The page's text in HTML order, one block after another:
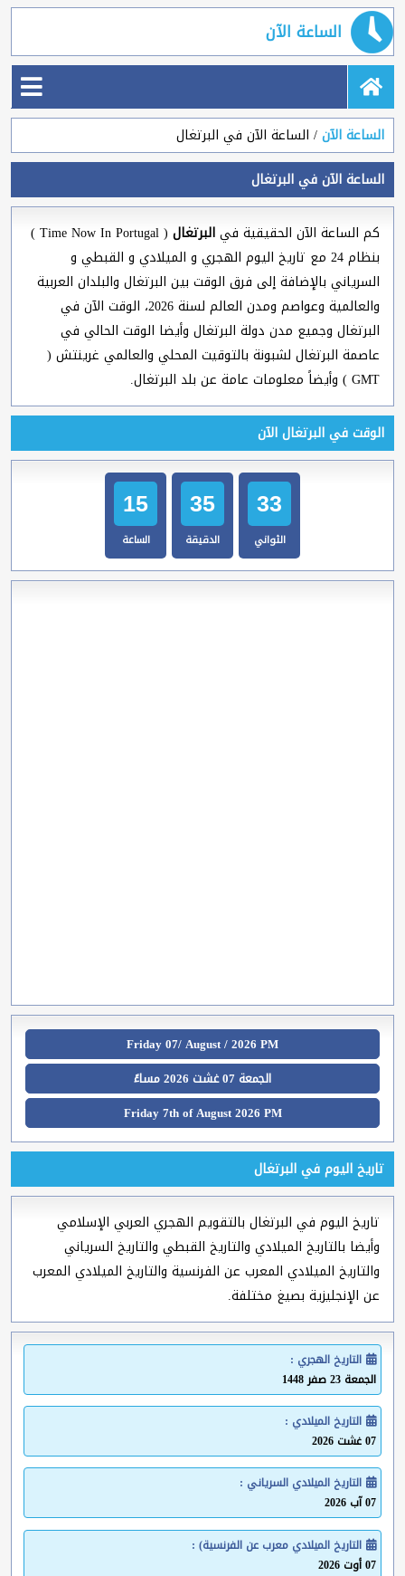
الساعة الآن
الساعة الآن الساعة الآن في البرتغال
الساعة الآن في البرتغال
كم الساعة الآن الحقيقية فيالبرتغال
( Time Now In Portugal )
بنظام 24 مع تاريخ اليوم الهجري و الميلادي و القبطي و
السرياني بالإضافة إلى فرق الوقت بين البرتغال والبلدان العربية
والعالمية وعواصم ومدن العالم لسنة 2026، الوقت الآن في
البرتغال وجميع مدن دولة البرتغال وأيضا الوقت الحالي في
عاصمة البرتغال لشبونة بالتوقيت المحلي والعالمي غرينتش (
GMT ) وأيضاً معلومات عامة عن بلد البرتغال.
الوقت في البرتغال الآن
15
الساعة
35
الدقيقة
34
الثواني
Friday 07/ August / 2026 PM
الجمعة 07 غشت 2026 مساءً
Friday 7th of August 2026 PM
تاريخ اليوم في البرتغال
تاريخ اليوم في البرتغال بالتقويم الهجري العربي الإسلامي
وأيضا بالتاريخ الميلادي والتاريخ القبطي والتاريخ السرياني
والتاريخ الميلادي المعرب عن الفرنسية والتاريخ الميلادي المعرب
عن الإنجليزية بصيغ مختلفة.
التاريخ الهجري :
الجمعة 23 صفر 1448
التاريخ الميلادي :
07 غشت 2026
التاريخ الميلادي السرياني :
07 آب 2026
التاريخ الميلادي معرب عن الفرنسية) :
07 أوت 2026